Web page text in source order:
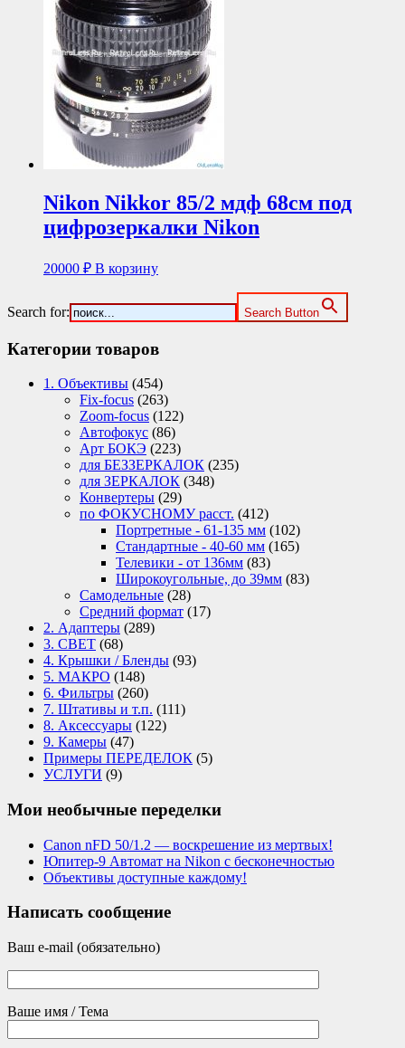
Nikon Nikkor 85/2 мдф 68см под
цифрозеркалки Nikon
20000 ₽ В корзину
Search for: Search Button
Категории товаров
1. Объективы (454)
Fix-focus (263)
Zoom-focus (122)
Автофокус (86)
Арт БОКЭ (223)
для БЕЗЗЕРКАЛОК (235)
для ЗЕРКАЛОК (348)
Конвертеры (29)
по ФОКУСНОМУ расст. (412)
Портретные - 61-135 мм (102)
Стандартные - 40-60 мм (165)
Телевики - от 136мм (83)
Широкоугольные, до 39мм (83)
Самодельные (28)
Средний формат (17)
2. Адаптеры (289)
3. СВЕТ (68)
4. Крышки / Бленды (93)
5. МАКРО (148)
6. Фильтры (260)
7. Штативы и т.п. (111)
8. Аксессуары (122)
9. Камеры (47)
Примеры ПЕРЕДЕЛОК (5)
УСЛУГИ (9)
Мои необычные переделки
Canon nFD 50/1.2 — воскрешение из мертвых!
Юпитер-9 Автомат на Nikon с бесконечностью
Объективы доступные каждому!
Написать сообщение
Ваш e-mail (обязательно)
Ваше имя / Тема